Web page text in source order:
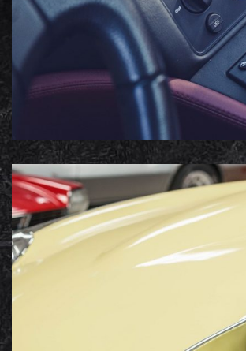
JBCMOTORSPORT
Portfolio photos, Présentation